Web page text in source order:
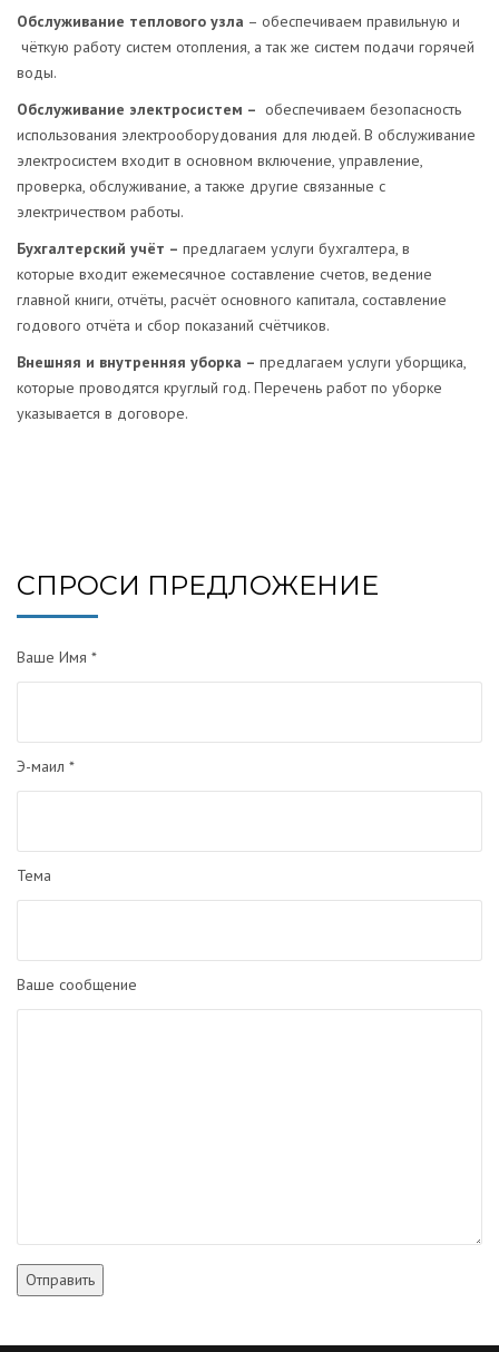
Обслуживание теплового узла – обеспечиваем правильную и
чёткую работу систем отопления, а так же систем подачи горячей
воды.
Обслуживание электросистем – обеспечиваем безопасность
использования электрооборудования для людей. В обслуживание
электросистем входит в основном включение, управление,
проверка, обслуживание, а также другие связанные с
электричеством работы.
Бухгалтерский учёт – предлагаем услуги бухгалтера, в
которые входит ежемесячное составление счетов, ведение
главной книги, отчёты, расчёт основного капитала, составление
годового отчёта и сбор показаний счётчиков.
Внешняя и внутренняя уборка – предлагаем услуги уборщика,
которые проводятся круглый год. Перечень работ по уборке
указывается в договоре.
СПРОСИ ПРЕДЛОЖЕНИЕ
Ваше Имя *
Э-маил *
Тема
Ваше сообщение